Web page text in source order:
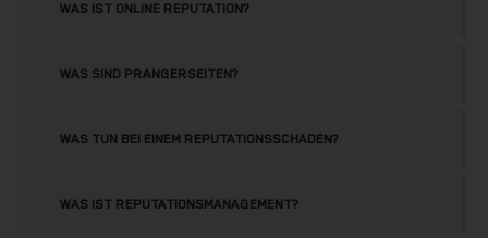
WAS IST ONLINE REPUTATION?
WAS SIND PRANGERSEITEN?
WAS TUN BEI EINEM REPUTATIONSSCHADEN?
WAS IST REPUTATIONSMANAGEMENT?